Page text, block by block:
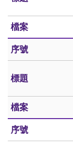
人
權
公
約
情
申
訴